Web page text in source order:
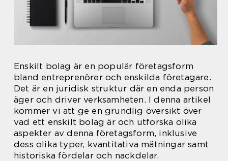
Enskilt bolag är en populär företagsform
bland entreprenörer och enskilda företagare.
Det är en juridisk struktur där en enda person
äger och driver verksamheten. I denna artikel
kommer vi att ge en grundlig översikt över
vad ett enskilt bolag är och utforska olika
aspekter av denna företagsform, inklusive
dess olika typer, kvantitativa mätningar samt
historiska fördelar och nackdelar.